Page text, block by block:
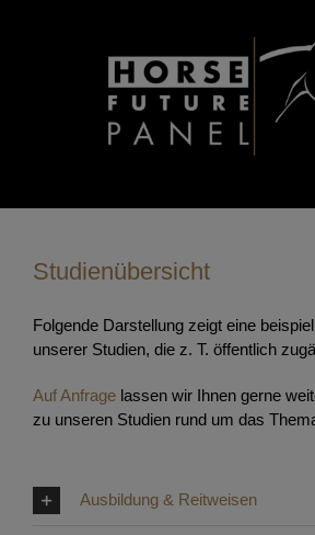
Studienübersicht
Folgende Darstellung zeigt eine
unserer Studien, die z. T. öffentlich
Auf Anfrage lassen wir Ihnen gerne
zu unseren Studien rund um das
Ausbildung & Reitweisen